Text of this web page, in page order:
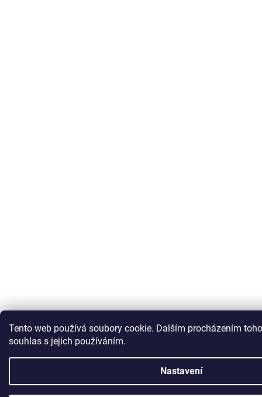
Tento web používá soubory cookie. Dalším procházením
souhlas s jejich používáním.
Nastavení